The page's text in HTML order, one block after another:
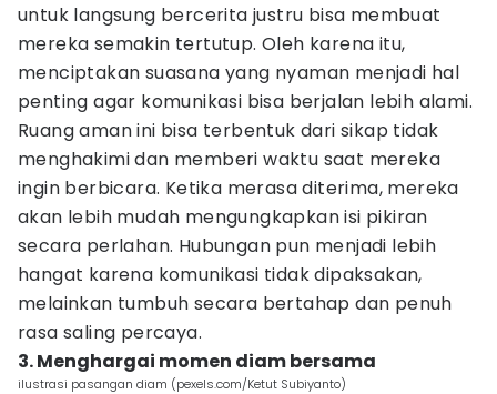
untuk langsung bercerita justru bisa membuat
mereka semakin tertutup. Oleh karena itu,
menciptakan suasana yang nyaman menjadi hal
penting agar komunikasi bisa berjalan lebih alami.
Ruang aman ini bisa terbentuk dari sikap tidak
menghakimi dan memberi waktu saat mereka
ingin berbicara. Ketika merasa diterima, mereka
akan lebih mudah mengungkapkan isi pikiran
secara perlahan. Hubungan pun menjadi lebih
hangat karena komunikasi tidak dipaksakan,
melainkan tumbuh secara bertahap dan penuh
rasa saling percaya.
3. Menghargai momen diam bersama
ilustrasi pasangan diam (pexels.com/Ketut Subiyanto)